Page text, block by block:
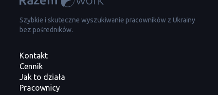
Szybkie i skuteczne wyszukiwanie pracowników z Ukrainy
bez pośredników.
Kontakt
Cennik
Jak to działa
Pracownicy